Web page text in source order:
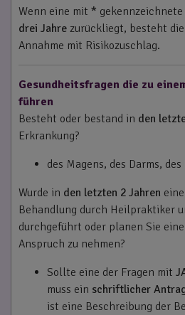
Wenn eine mit *
drei Jahre zurückliegt, besteht
Annahme mit Risikozuschlag.
Gesundheitsfragen die zu
führen
Besteht oder bestand in den
Erkrankung?
des Magens, des Darms,
Wurde in den letzten 2 Jahren
Behandlung durch Heilpraktiker
durchgeführt oder planen Sie
Anspruch zu nehmen?
Sollte eine der Fragen mit
muss ein schriftlicher
ist eine Beschreibung der